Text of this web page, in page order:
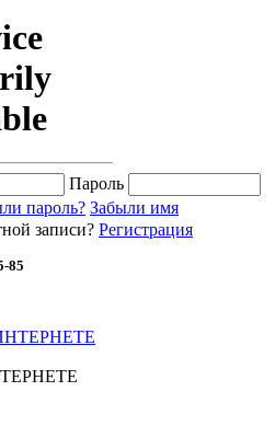
Пароль
пароль? Забыли имя
записи? Регистрация
85